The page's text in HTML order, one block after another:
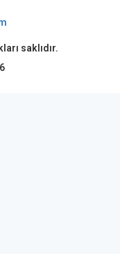
saklıdır.